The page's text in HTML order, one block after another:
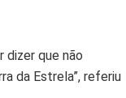
dizer que não
da Estrela”, referiu